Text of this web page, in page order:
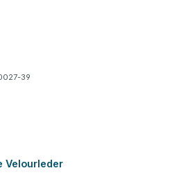
39
Velourleder